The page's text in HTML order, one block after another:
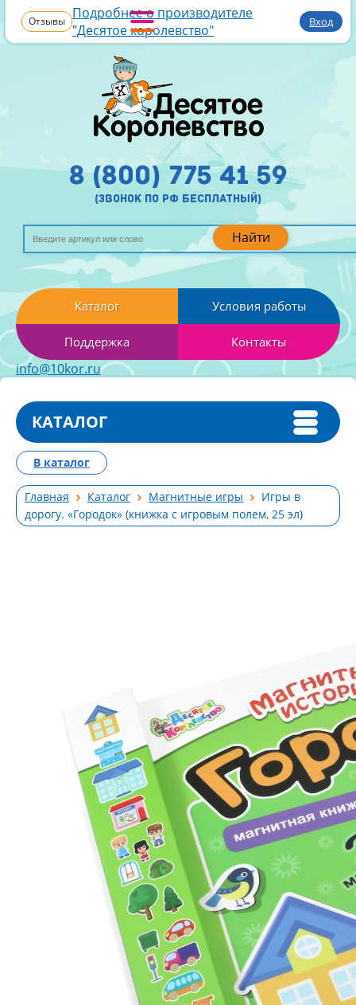
Отзывы Подробнее о производителе
"Десятое королевство"
Вход
Найти
8 (800) 775 41 59
(звонок по рф бесплатный)
Каталог Условия работы
Поддержка Контакты
info@10kor.ru
КАТАЛОГ
Главная Каталог Магнитные игры
Игры в
дорогу. «Городок» (книжка с игровым полем, 25 эл)
В каталог